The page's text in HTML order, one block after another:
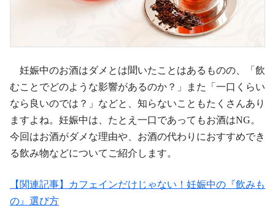
妊娠中のお酒はダメとは聞いたことはあるものの、「飲
むことでどのような影響があるのか？」また「一口くらい
なら良いのでは？」などと、知らないこともたくさんあり
ますよね。妊娠中は、たとえ一口であってもお酒はNG。
今回はお酒がダメな理由や、お酒の代わりにおすすめでき
る飲み物などについてご紹介します。
【関連記事】カフェインだけじゃない！妊娠中の『飲みも
の』選び方